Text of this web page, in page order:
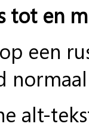
tot en
een